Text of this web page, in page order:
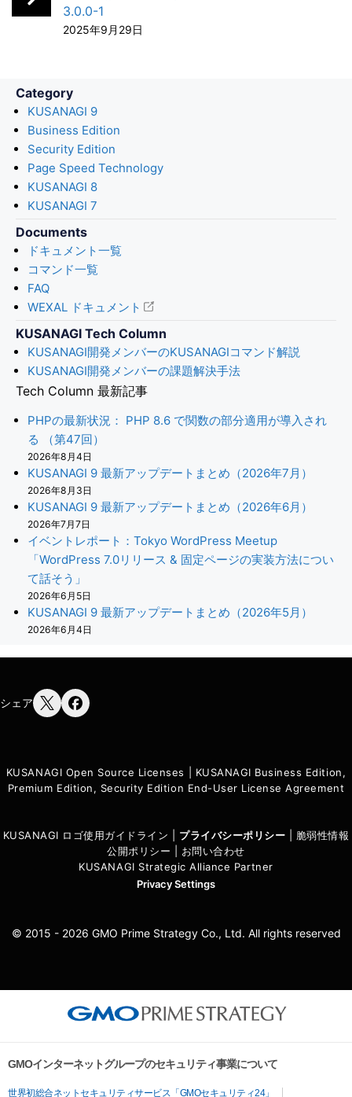
3.0.0-1
2025年9月29日
Category
KUSANAGI 9
Business Edition
Security Edition
Page Speed Technology
KUSANAGI 8
KUSANAGI 7
Documents
ドキュメント一覧
コマンド一覧
FAQ
WEXAL ドキュメント
KUSANAGI Tech Column
KUSANAGI開発メンバーのKUSANAGIコマンド解説
KUSANAGI開発メンバーの課題解決手法
Tech Column 最新記事
PHPの最新状況： PHP 8.6 で関数の部分適用が導入され
る （第47回）
2026年8月4日
KUSANAGI 9 最新アップデートまとめ（2026年7月）
2026年8月3日
KUSANAGI 9 最新アップデートまとめ（2026年6月）
2026年7月7日
イベントレポート：Tokyo WordPress Meetup
「WordPress 7.0リリース & 固定ページの実装方法につい
て話そう」
2026年6月5日
KUSANAGI 9 最新アップデートまとめ（2026年5月）
2026年6月4日
シェア
KUSANAGI Open Source Licenses
KUSANAGI Business Edition,
Premium Edition, Security Edition End-User License Agreement
KUSANAGI ロゴ使用ガイドライン プライバシーポリシー
脆弱性情報
公開ポリシー
お問い合わせ
KUSANAGI Strategic Alliance Partner
Privacy Settings
© 2015 - 2026 GMO Prime Strategy Co., Ltd. All rights reserved
GMOインターネットグループのセキュリティ事業について
世界初総合ネットセキュリティサービス「GMOセキュリティ24」